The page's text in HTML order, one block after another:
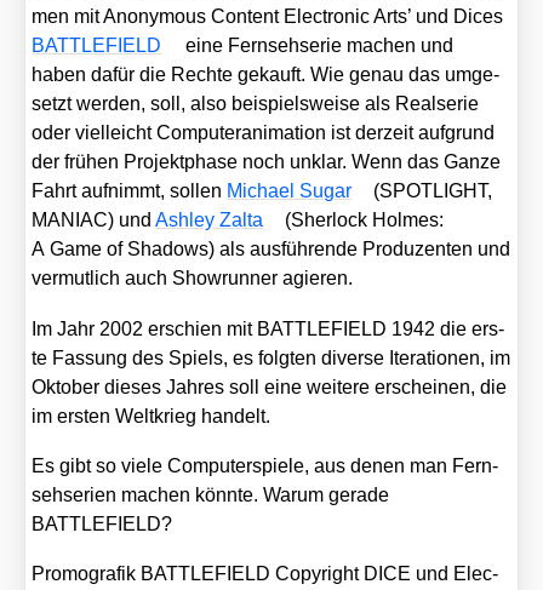
men mit Anony­mous Con­tent Elec­tro­nic Arts’ und Dices
BATTLEFIELD
eine Fern­seh­se­rie machen und
haben dafür die Rech­te gekauft. Wie genau das umge­
setzt wer­den, soll, also bei­spiels­wei­se als Real­se­rie
oder viel­leicht Com­pu­ter­ani­ma­ti­on ist der­zeit auf­grund
der frü­hen Pro­jekt­pha­se noch unklar. Wenn das Gan­ze
Fahrt auf­nimmt, sol­len Micha­el Sugar
(SPOTLIGHT,
MANIAC) undAsh­ley Zal­ta (Sher­lock Hol­mes:
A Game of Shadows) als aus­füh­ren­de Pro­du­zen­ten und
ver­mut­lich auch Show­run­ner agie­ren.
Im Jahr 2002 erschien mit BATTLEFIELD 1942 die ers­
te Fas­sung des Spiels, es folg­ten diver­se Ite­ra­tio­nen, im
Okto­ber die­ses Jah­res soll eine wei­te­re erschei­nen, die
im ers­ten Welt­krieg han­delt.
Es gibt so vie­le Com­pu­ter­spie­le, aus denen man Fern­
seh­se­ri­en machen könn­te. War­um gera­de
BATTLEFIELD?
Pro­mo­gra­fik BATTLEFIELD Copy­right DICE und Elec­